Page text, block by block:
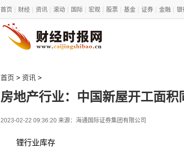
首页 财经 资讯 滚动 国际 宏观 股票 基金 证券 金融 银
首页 > 资讯 >
房地产行业：中国新屋开工面积
2023-02-22 09:36:20 来源：海通国际证券集团有限公司
锂行业库存